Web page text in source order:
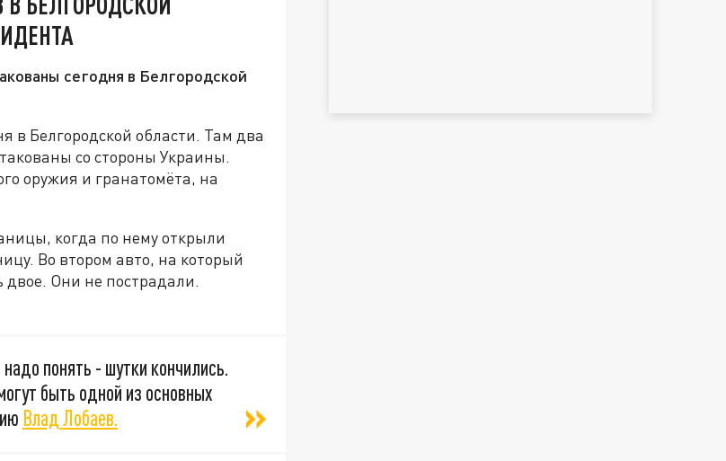
сегодня в Белгородской
в Белгородской области. Там два
со стороны Украины.
оружия и гранатомёта, на
когда по нему открыли
Во втором авто, на который
двое. Они не пострадали.
понять - шутки кончились.
быть одной из основных
Влад Лобаев.